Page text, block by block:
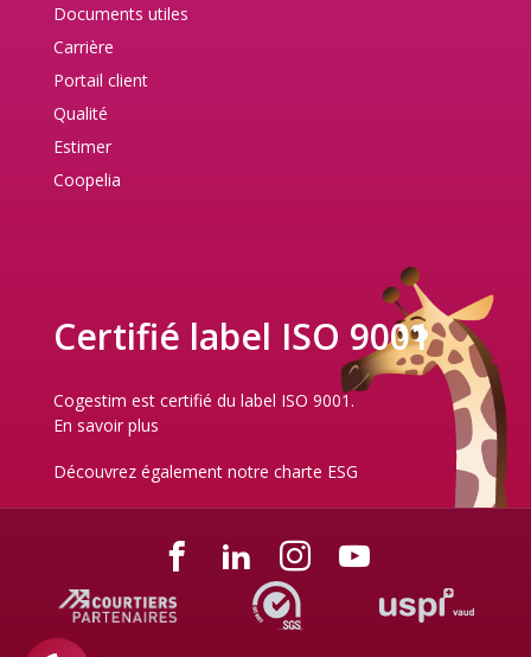
Documents utiles
Carrière
Portail client
Qualité
Estimer
Coopelia
Certifié label ISO 9001
Cogestim est certifié du label ISO 9001.
En savoir plus
Découvrez également notre charte ESG